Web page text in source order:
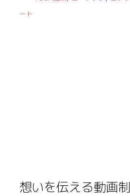
ート
想いを伝える動画